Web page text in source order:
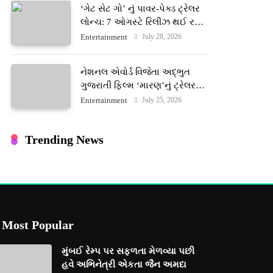
‘ગેટ સેટ ગો’ નું પાવર-પેક્ડ ટ્રેલર
લોન્ચ: 7 ઓગસ્ટે રિલીઝ થઈ રહેલ
આ ફિલ્મમાં હાઇ-ટેક VFX જોવા
Entertainment July 28, 2026
નેશનલ એવોર્ડ વિજેતા અદ્ભુત
ગુજરાતી ફિલ્મ ‘મારણ’નું ટ્રેલર
જાહેર: ૩૧ જુલાઈના રોજ થશે
Entertainment July 25, 2026
Trending News
Most Popular
મુંબઈ રેમ્પ પર સફળતા મેળવ્યા પછી
હવે અભિનેત્રી એકતા જૈન અમદાવાદ